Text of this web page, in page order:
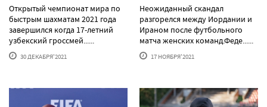
Открытый чемпионат мира по
быстрым шахматам 2021 года
завершился когда 17-летний
узбекский гроссмей......
30 ДЕКАБРЯ'2021
Неожиданный скандал
разгорелся между Иордании и
Ираном после футбольного
матча женских команд.Феде......
17 НОЯБРЯ'2021